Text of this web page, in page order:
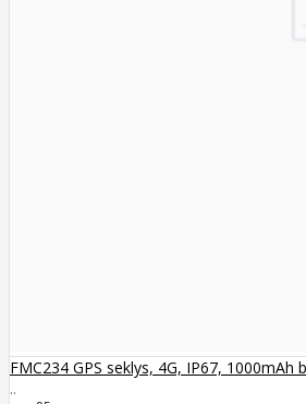
FMC234 GPS seklys, 4G, IP67, 1000mAh
..